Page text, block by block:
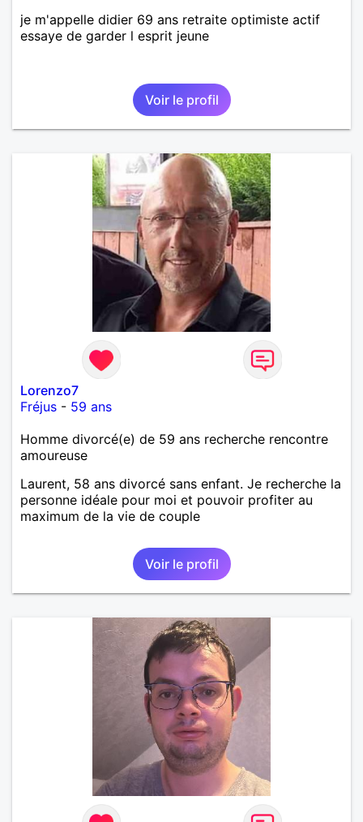
je m'appelle didier 69 ans retraite optimiste actif
essaye de garder l esprit jeune
Voir le profil
Lorenzo7
Fréjus - 59 ans
Homme divorcé(e) de 59 ans recherche rencontre
amoureuse
Laurent, 58 ans divorcé sans enfant. Je recherche la
personne idéale pour moi et pouvoir profiter au
maximum de la vie de couple
Voir le profil